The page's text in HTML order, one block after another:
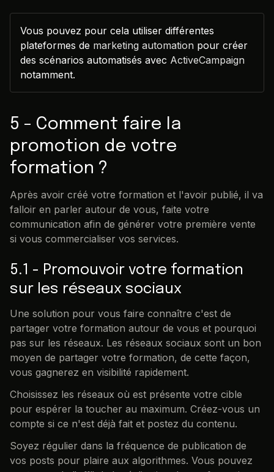
Vous pouvez pour cela utiliser différentes
plateformes de marketing automation pour créer
des scénarios automatisés avec ActiveCampaign
notamment.
5 - Comment faire la
promotion de votre
formation ?
Après avoir créé votre formation et l'avoir publié, il va
falloir en parler autour de vous, faite votre
communication afin de générer votre première vente
si vous commercialiser vos services.
5.1 - Promouvoir votre formation
sur les réseaux sociaux
Une solution pour vous faire connaître c'est de
partager votre formation autour de vous et pourquoi
pas sur les réseaux. Les réseaux sociaux sont un bon
moyen de partager votre formation, de cette façon,
vous gagnerez en visibilité rapidement.
Choisissez les réseaux où est présente votre cible
pour espérer la toucher au maximum. Créez-vous un
compte si ce n'est déjà fait et postez du contenu.
Soyez régulier dans la fréquence de publication de
vos posts pour plaire aux algorithmes. Vous pouvez